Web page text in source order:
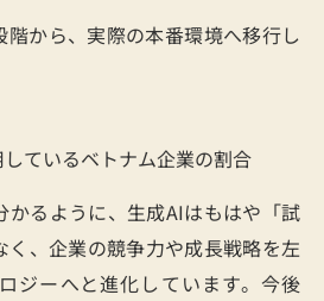
階から、実際の本番環境へ移行し
ているベトナム企業の割合
かるように、生成AIはもはや「試
く、企業の競争力や成長戦略を左
ジーへと進化しています。今後